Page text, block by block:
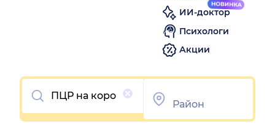
ИИ-доктор
Психологи
Акции
Очистить